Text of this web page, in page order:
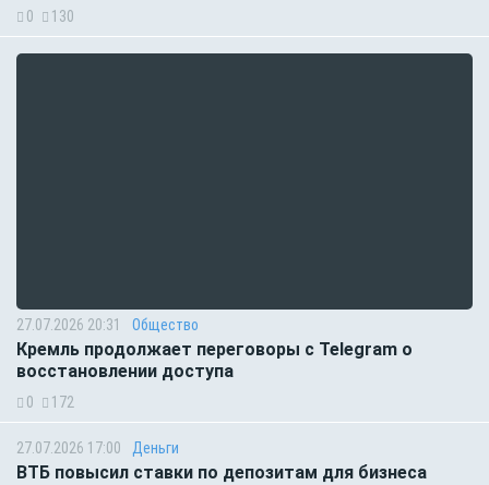
0 130
27.07.2026 20:31 Общество
Кремль продолжает переговоры с Telegram о
восстановлении доступа
0 172
27.07.2026 17:00 Деньги
ВТБ повысил ставки по депозитам для бизнеса